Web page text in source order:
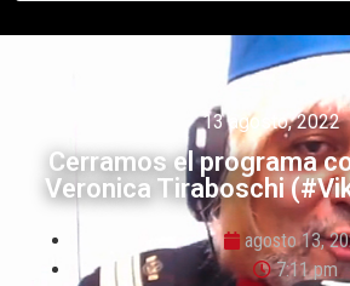
13 agosto, 2022
Cerramos el programa
Veronica Tiraboschi
agosto 13,
7:11 pm